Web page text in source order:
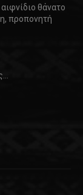
θάνατο
προπονητή